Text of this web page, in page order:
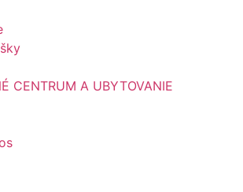
CENTRUM A UBYTOVANIE